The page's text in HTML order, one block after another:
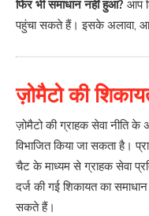
फिर भी समाधान नहीं हुआ? आप
पहुंचा सकते हैं। इसके अलावा,
ज़ोमैटो की
ज़ोमैटो की ग्राहक सेवा नीति के
विभाजित किया जा सकता है।
चैट के माध्यम से ग्राहक सेवा
दर्ज की गई शिकायत का
सकते हैं।